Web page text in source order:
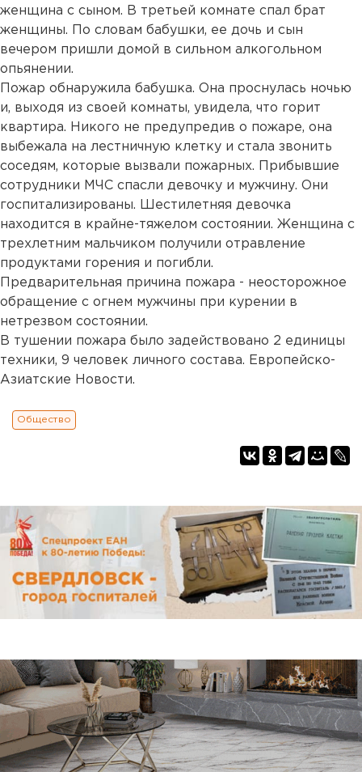
женщина с сыном. В третьей комнате спал брат
женщины. По словам бабушки, ее дочь и сын
вечером пришли домой в сильном алкогольном
опьянении.
Пожар обнаружила бабушка. Она проснулась ночью
и, выходя из своей комнаты, увидела, что горит
квартира. Никого не предупредив о пожаре, она
выбежала на лестничную клетку и стала звонить
соседям, которые вызвали пожарных. Прибывшие
сотрудники МЧС спасли девочку и мужчину. Они
госпитализированы. Шестилетняя девочка
находится в крайне-тяжелом состоянии. Женщина с
трехлетним мальчиком получили отравление
продуктами горения и погибли.
Предварительная причина пожара - неосторожное
обращение с огнем мужчины при курении в
нетрезвом состоянии.
В тушении пожара было задействовано 2 единицы
техники, 9 человек личного состава. Европейско-
Азиатские Новости.
Общество